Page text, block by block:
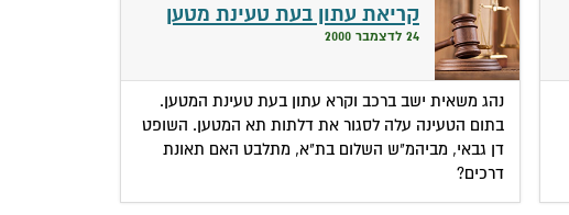
קריאת עתון בעת טעינת מטען
24 לדצמבר 2000
נהג משאית ישב ברכב וקרא עתון בעת טעינת המטען.
בתום הטעינה עלה לסגור את דלתות תא המטען. השופט
דן גבאי, מביהמ"ש השלום בת"א, מתלבט האם תאונת
דרכים?